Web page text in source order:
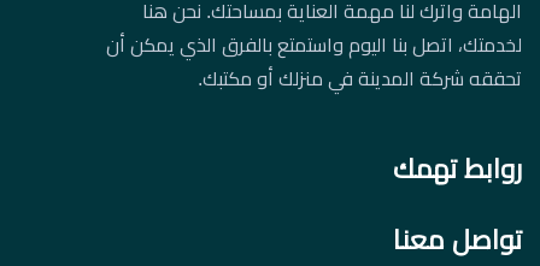
الهامة واترك لنا مهمة العناية بمساحتك. نحن هنا
لخدمتك، اتصل بنا اليوم واستمتع بالفرق الذي يمكن أن
تحققه شركة المدينة في منزلك أو مكتبك.
روابط تهمك
تواصل معنا